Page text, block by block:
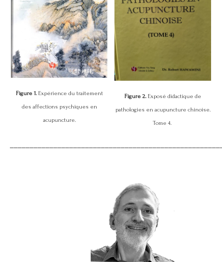
Figure 1.Expérience du traitement
des affections psychiques en
acupuncture.
Figure 2.Exposé didactique de
pathologies en acupuncture chinoise.
Tome 4.